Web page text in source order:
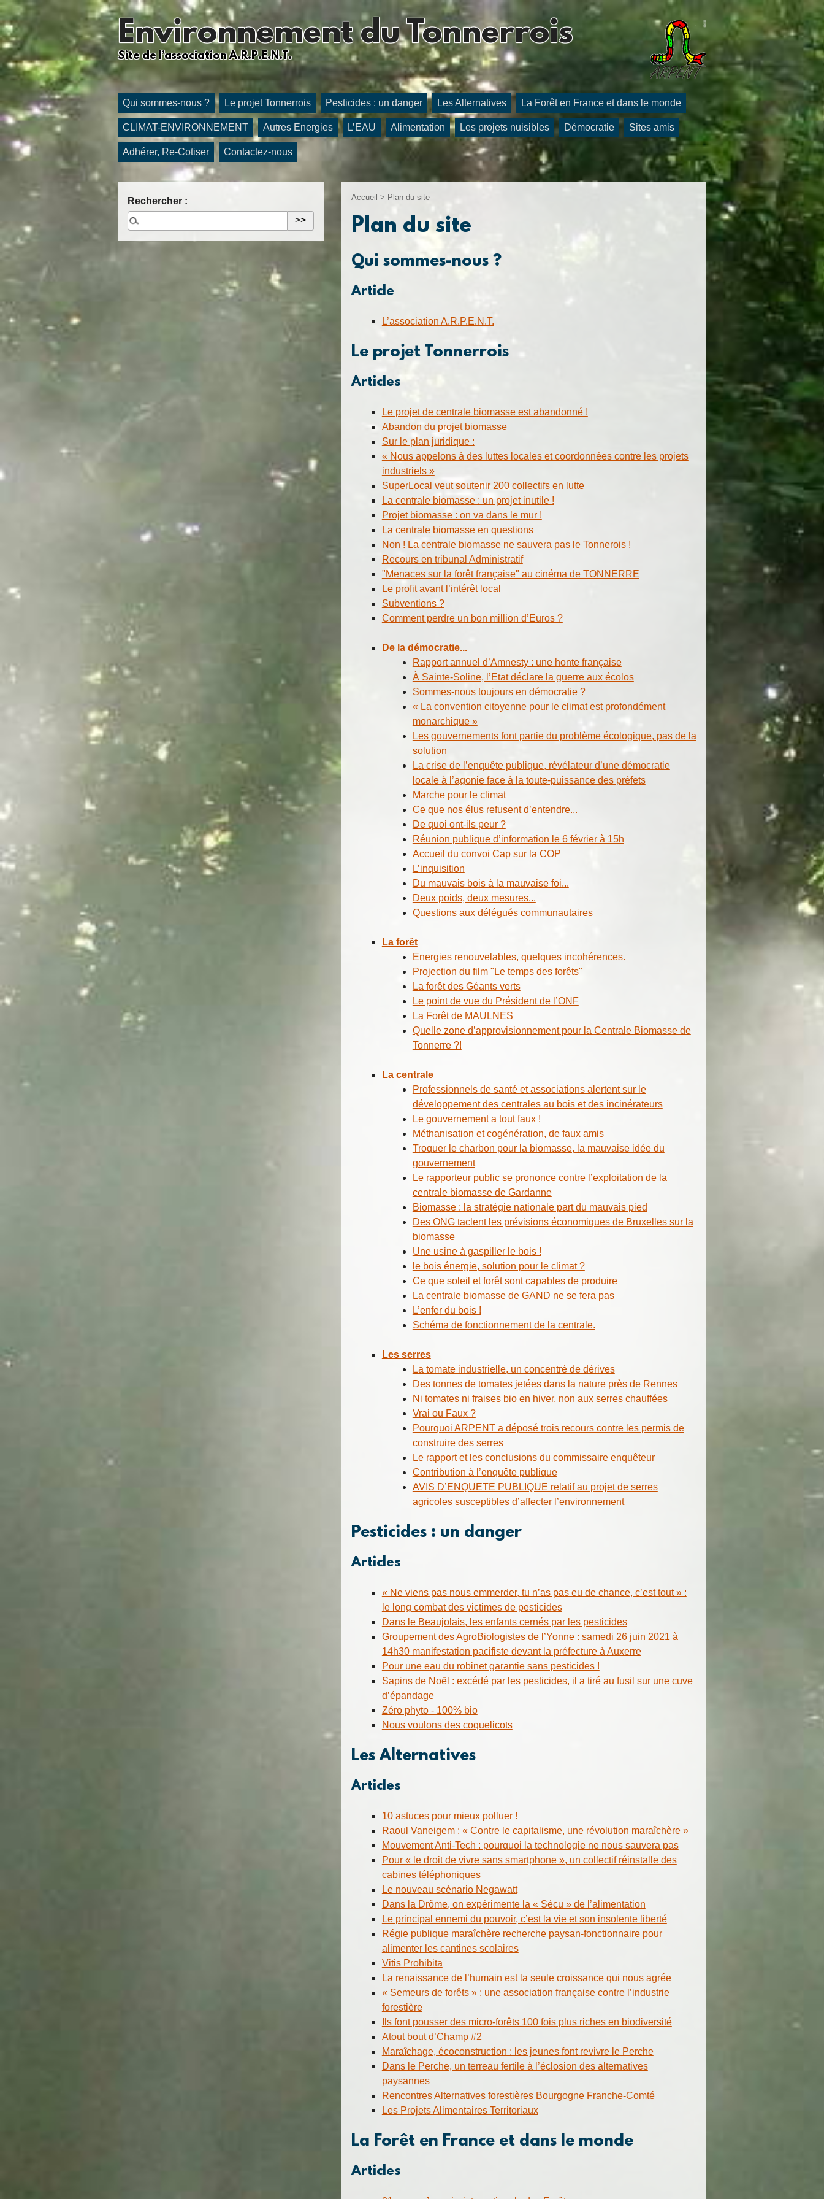
Environnement du Tonnerrois
Site de l’association A.R.P.E.N.T.
Qui sommes-nous ? Le projet Tonnerrois Pesticides : un danger Les Alternatives La Forêt en France et dans le monde
CLIMAT-ENVIRONNEMENT Autres Energies L’EAU Alimentation Les projets nuisibles Démocratie Sites amis
Adhérer, Re-Cotiser Contactez-nous
Accueil > Plan du site
Plan du site
Qui sommes-nous ?
Article
L’association A.R.P.E.N.T.
Le projet Tonnerrois
Articles
Le projet de centrale biomasse est abandonné !
Abandon du projet biomasse
Sur le plan juridique :
« Nous appelons à des luttes locales et coordonnées contre les projets
industriels »
SuperLocal veut soutenir 200 collectifs en lutte
La centrale biomasse : un projet inutile !
Projet biomasse : on va dans le mur !
La centrale biomasse en questions
Non ! La centrale biomasse ne sauvera pas le Tonnerois !
Recours en tribunal Administratif
"Menaces sur la forêt française" au cinéma de TONNERRE
Le profit avant l’intérêt local
Subventions ?
Comment perdre un bon million d’Euros ?
De la démocratie...
Rapport annuel d’Amnesty : une honte française
À Sainte-Soline, l’Etat déclare la guerre aux écolos
Sommes-nous toujours en démocratie ?
« La convention citoyenne pour le climat est profondément
monarchique »
Les gouvernements font partie du problème écologique, pas de la
solution
La crise de l’enquête publique, révélateur d’une démocratie
locale à l’agonie face à la toute-puissance des préfets
Marche pour le climat
Ce que nos élus refusent d’entendre...
De quoi ont-ils peur ?
Réunion publique d’information le 6 février à 15h
Accueil du convoi Cap sur la COP
L’inquisition
Du mauvais bois à la mauvaise foi...
Deux poids, deux mesures...
Questions aux délégués communautaires
La forêt
Energies renouvelables, quelques incohérences.
Projection du film "Le temps des forêts"
La forêt des Géants verts
Le point de vue du Président de l’ONF
La Forêt de MAULNES
Quelle zone d’approvisionnement pour la Centrale Biomasse de
Tonnerre ?!
La centrale
Professionnels de santé et associations alertent sur le
développement des centrales au bois et des incinérateurs
Le gouvernement a tout faux !
Méthanisation et cogénération, de faux amis
Troquer le charbon pour la biomasse, la mauvaise idée du
gouvernement
Le rapporteur public se prononce contre l’exploitation de la
centrale biomasse de Gardanne
Biomasse : la stratégie nationale part du mauvais pied
Des ONG taclent les prévisions économiques de Bruxelles sur la
biomasse
Une usine à gaspiller le bois !
le bois énergie, solution pour le climat ?
Ce que soleil et forêt sont capables de produire
La centrale biomasse de GAND ne se fera pas
L’enfer du bois !
Schéma de fonctionnement de la centrale.
Les serres
La tomate industrielle, un concentré de dérives
Des tonnes de tomates jetées dans la nature près de Rennes
Ni tomates ni fraises bio en hiver, non aux serres chauffées
Vrai ou Faux ?
Pourquoi ARPENT a déposé trois recours contre les permis de
construire des serres
Le rapport et les conclusions du commissaire enquêteur
Contribution à l’enquête publique
AVIS D’ENQUETE PUBLIQUE relatif au projet de serres
agricoles susceptibles d’affecter l’environnement
Pesticides : un danger
Articles
« Ne viens pas nous emmerder, tu n’as pas eu de chance, c’est tout » :
le long combat des victimes de pesticides
Dans le Beaujolais, les enfants cernés par les pesticides
Groupement des AgroBiologistes de l’Yonne : samedi 26 juin 2021 à
14h30 manifestation pacifiste devant la préfecture à Auxerre
Pour une eau du robinet garantie sans pesticides !
Sapins de Noël : excédé par les pesticides, il a tiré au fusil sur une cuve
d’épandage
Zéro phyto - 100% bio
Nous voulons des coquelicots
Les Alternatives
Articles
10 astuces pour mieux polluer !
Raoul Vaneigem : « Contre le capitalisme, une révolution maraîchère »
Mouvement Anti-Tech : pourquoi la technologie ne nous sauvera pas
Pour « le droit de vivre sans smartphone », un collectif réinstalle des
cabines téléphoniques
Le nouveau scénario Negawatt
Dans la Drôme, on expérimente la « Sécu » de l’alimentation
Le principal ennemi du pouvoir, c’est la vie et son insolente liberté
Régie publique maraîchère recherche paysan-fonctionnaire pour
alimenter les cantines scolaires
Vitis Prohibita
La renaissance de l’humain est la seule croissance qui nous agrée
« Semeurs de forêts » : une association française contre l’industrie
forestière
Ils font pousser des micro-forêts 100 fois plus riches en biodiversité
Atout bout d’Champ #2
Maraîchage, écoconstruction : les jeunes font revivre le Perche
Dans le Perche, un terreau fertile à l’éclosion des alternatives
paysannes
Rencontres Alternatives forestières Bourgogne Franche-Comté
Les Projets Alimentaires Territoriaux
La Forêt en France et dans le monde
Articles
Rechercher :